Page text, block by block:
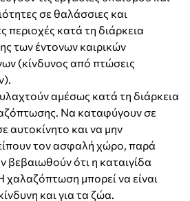
σε θαλάσσιες και
περιοχές κατά τη διάρκεια
των έντονων καιρικών
(κίνδυνος από πτώσεις
αμέσως κατά τη διάρκεια
Να καταφύγουν σε
αυτοκίνητο και να μην
τον ασφαλή χώρο, παρά
βεβαιωθούν ότι η καταιγίδα
χαλαζόπτωση μπορεί να είναι
και για τα ζώα.